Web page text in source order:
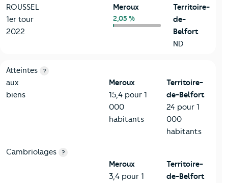
ROUSSEL
1er tour
2022
Meroux
2,05 %
Territoire-
de-
Belfort
ND
7-Sécurité
Critères
Atteintes
aux
biens
?
Meroux
15,4 pour 1
000
habitants
Territoire-
de-Belfort
24 pour 1
000
habitants
Cambriolages ?
Meroux
3,4 pour 1
Territoire-
de-Belfort